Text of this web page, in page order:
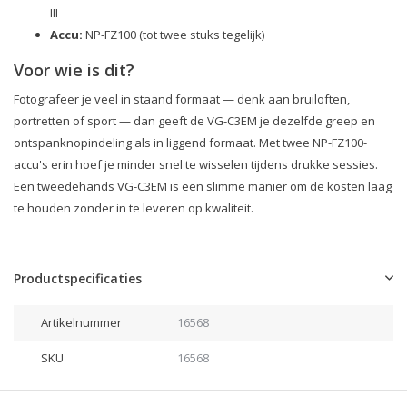
III
Accu: NP-FZ100 (tot twee stuks tegelijk)
Voor wie is dit?
Fotografeer je veel in staand formaat — denk aan bruiloften,
portretten of sport — dan geeft de VG-C3EM je dezelfde greep en
ontspanknopindeling als in liggend formaat. Met twee NP-FZ100-
accu's erin hoef je minder snel te wisselen tijdens drukke sessies.
Een tweedehands VG-C3EM is een slimme manier om de kosten laag
te houden zonder in te leveren op kwaliteit.
Productspecificaties
Artikelnummer 16568
SKU 16568